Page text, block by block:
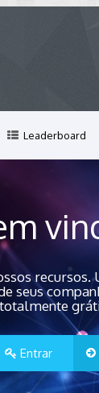
Leaderboard
seus
Entrar